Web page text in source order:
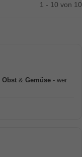
1 - 10 von 10
Obst & Gemüse - wer